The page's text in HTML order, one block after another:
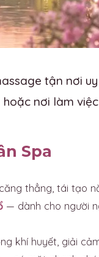
tận nơi
nơi làm
Spa
thẳng, tái tạo
— dành cho người
khí huyết, giải